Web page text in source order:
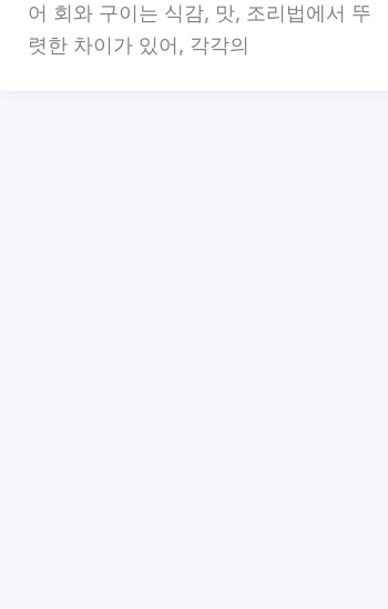
어 회와 구이는 식감, 맛, 조리법에서 뚜
렷한 차이가 있어, 각각의